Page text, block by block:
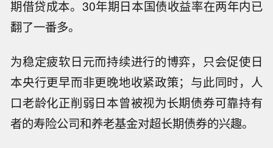
期借贷成本。30年期日本国债收益率在两年内已
翻了一番多。
为稳定疲软日元而持续进行的博弈，只会促使日
本央行更早而非更晚地收紧政策；与此同时，人
口老龄化正削弱日本曾被视为长期债券可靠持有
者的寿险公司和养老基金对超长期债券的兴趣。